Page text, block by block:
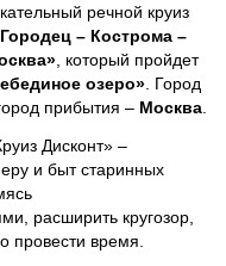
речной круиз
– Кострома –
, который пройдет
озеро» . Город
город прибытия – Москва
Дисконт» –
и быт старинных
расширить кругозор,
провести время.